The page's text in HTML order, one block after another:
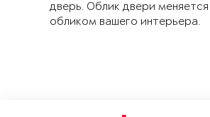
дверь. Облик двери
обликом вашего интерьера.